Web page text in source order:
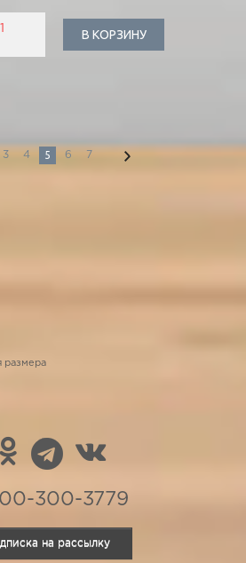
В КОРЗИНУ
3 4 5 6 7
размера
300-3779
на рассылку